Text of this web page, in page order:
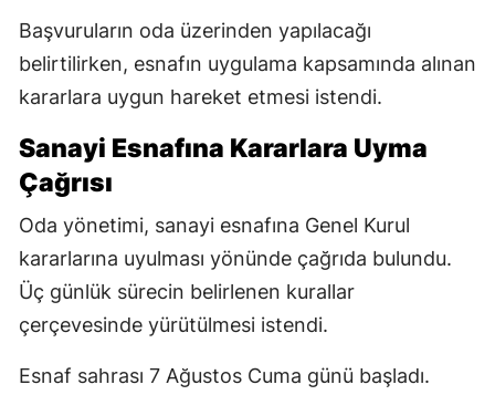
Başvuruların oda üzerinden yapılacağı
belirtilirken, esnafın uygulama kapsamında alınan
kararlara uygun hareket etmesi istendi.
Sanayi Esnafına Kararlara Uyma
Çağrısı
Oda yönetimi, sanayi esnafına Genel Kurul
kararlarına uyulması yönünde çağrıda bulundu.
Üç günlük sürecin belirlenen kurallar
çerçevesinde yürütülmesi istendi.
Esnaf sahrası 7 Ağustos Cuma günü başladı.